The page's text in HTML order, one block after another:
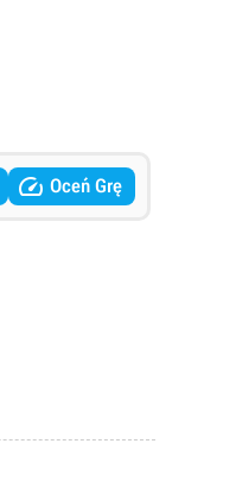
 Oceń Grę